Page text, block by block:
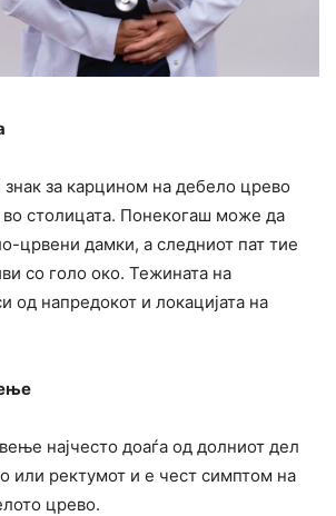
за карцином на дебело црево
столицата. Понекогаш може да
црвени дамки, а следниот пат тие
со голо око. Тежината на
од напредокот и локацијата на
најчесто доаѓа од долниот дел
или ректумот и е чест симптом на
црево.